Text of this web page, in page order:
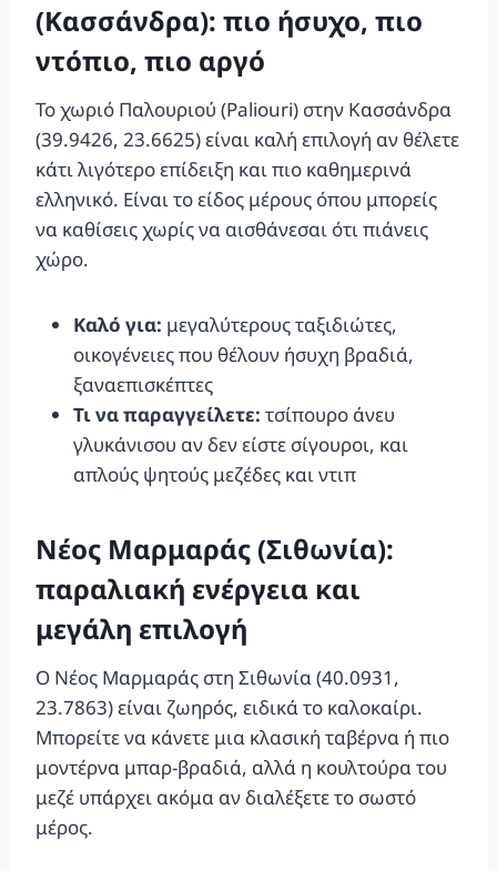
(Κασσάνδρα): πιο ήσυχο, πιο
ντόπιο, πιο αργό
Το χωριό Παλουριού (Paliouri) στην Κασσάνδρα
(39.9426, 23.6625) είναι καλή επιλογή αν θέλετε
κάτι λιγότερο επίδειξη και πιο καθημερινά
ελληνικό. Είναι το είδος μέρους όπου μπορείς
να καθίσεις χωρίς να αισθάνεσαι ότι πιάνεις
χώρο.
Καλό για: μεγαλύτερους ταξιδιώτες,
οικογένειες που θέλουν ήσυχη βραδιά,
ξαναεπισκέπτες
Τι να παραγγείλετε: τσίπουρο άνευ
γλυκάνισου αν δεν είστε σίγουροι, και
απλούς ψητούς μεζέδες και ντιπ
Νέος Μαρμαράς (Σιθωνία):
παραλιακή ενέργεια και
μεγάλη επιλογή
Ο Νέος Μαρμαράς στη Σιθωνία (40.0931,
23.7863) είναι ζωηρός, ειδικά το καλοκαίρι.
Μπορείτε να κάνετε μια κλασική ταβέρνα ή πιο
μοντέρνα μπαρ-βραδιά, αλλά η κουλτούρα του
μεζέ υπάρχει ακόμα αν διαλέξετε το σωστό
μέρος.